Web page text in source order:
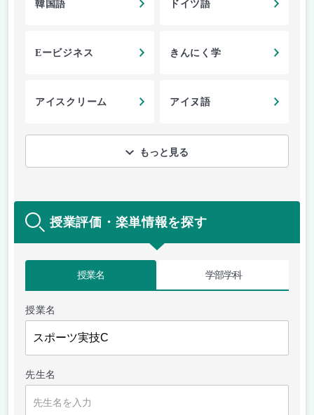
韓国語 ドイツ語
Eービジネス きんにく学
アイスクリーム アイヌ語
もっと見る
授業評価・楽単情報を探す
授業名 学部学科
授業名
先生名